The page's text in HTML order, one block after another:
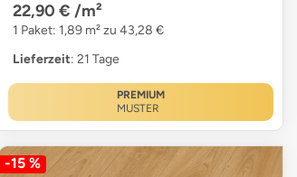
22,90 € /m²
1 Paket: 1,89 m² zu 43,28 €
Lieferzeit: 21 Tage
PREMIUM
MUSTER
-15 %